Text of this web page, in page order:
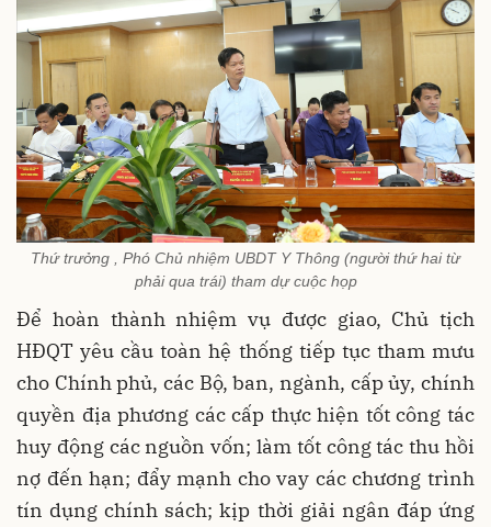
Thứ trưởng , Phó Chủ nhiệm UBDT Y Thông (người thứ hai từ
phải qua trái) tham dự cuộc họp
Để hoàn thành nhiệm vụ được giao, Chủ tịch
HĐQT yêu cầu toàn hệ thống tiếp tục tham mưu
cho Chính phủ, các Bộ, ban, ngành, cấp ủy, chính
quyền địa phương các cấp thực hiện tốt công tác
huy động các nguồn vốn; làm tốt công tác thu hồi
nợ đến hạn; đẩy mạnh cho vay các chương trình
tín dụng chính sách; kịp thời giải ngân đáp ứng